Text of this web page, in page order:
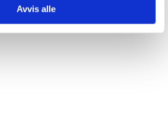
Avvis alle